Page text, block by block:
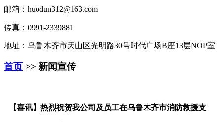
邮箱：huodun312@163.com
传真：0991-2339881
地址：乌鲁木齐市天山区光明路30号时代广场B座13层NOP室
首页 >> 新闻宣传
【喜讯】热烈祝贺我公司及员工在乌鲁木齐市消防救援支